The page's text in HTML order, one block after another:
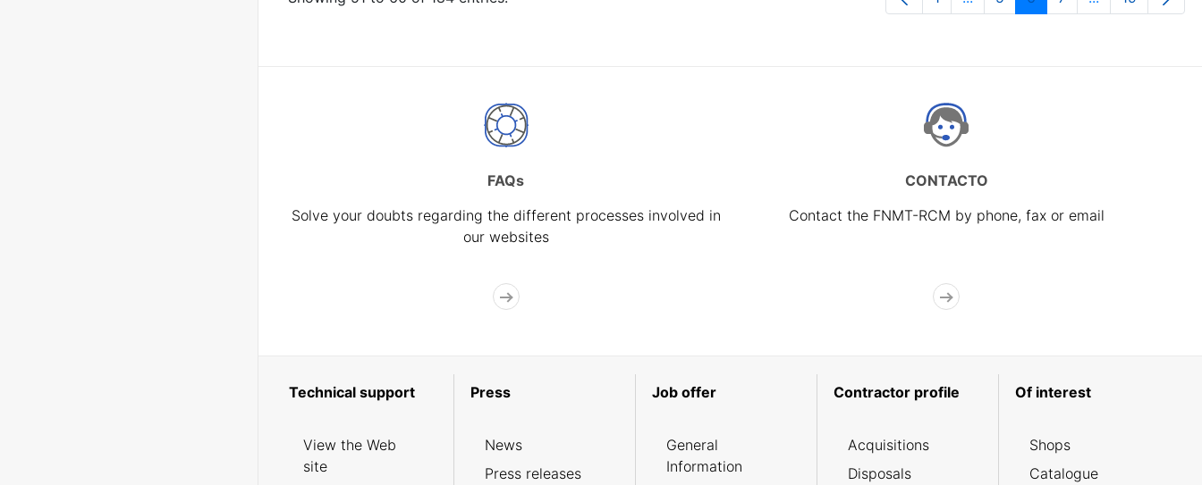
PageIntermediate Pages Use TAB to
PagePagePageIntermediate
Page
FAQs
Solve your doubts regarding the different processes involved in
our websites
CONTACTO
Contact the FNMT-RCM by phone, fax or email
Technical support
View the Web
site
Press
News
Press releases
Job offer
General
Information
Contractor profile
Acquisitions
Disposals
Of interest
Shops
Catalogue